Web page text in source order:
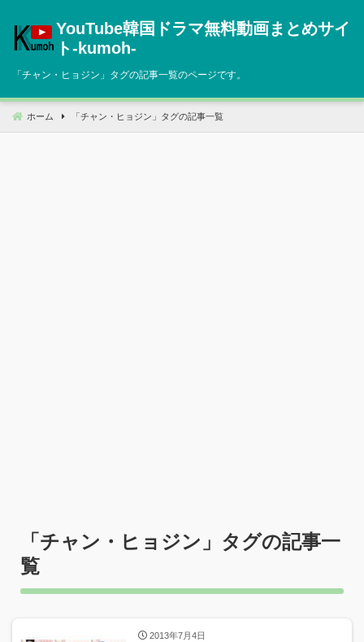
へ
動
YouTube韓国ドラマ無料動画まとめサイ
ト‐kumoh‐
「チャン・ヒョジン 」タグの記事一覧のページです。
ホーム 「 チャン・ヒョジン 」タグの記事一覧
「チャン・ヒョジン 」タグの記事一
覧
2013年7月4日